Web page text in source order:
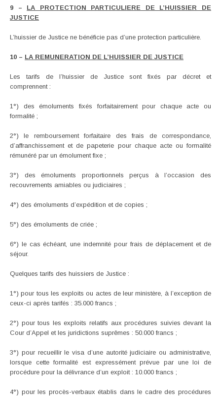
9 – LA PROTECTION PARTICULIERE DE L’HUISSIER DE
JUSTICE
L’huissier de Justice ne bénéficie pas d’une protection particulière.
10 – LA REMUNERATION DE L’HUISSIER DE JUSTICE
Les tarifs de l’huissier de Justice sont fixés par décret et
comprennent :
1°) des émoluments fixés forfaitairement pour chaque acte ou
formalité ;
2°) le remboursement forfaitaire des frais de correspondance,
d’affranchissement et de papeterie pour chaque acte ou formalité
rémunéré par un émolument fixe ;
3°) des émoluments proportionnels perçus à l’occasion des
recouvrements amiables ou judiciaires ;
4°) des émoluments d’expédition et de copies ;
5°) des émoluments de criée ;
6°) le cas échéant, une indemnité pour frais de déplacement et de
séjour.
Quelques tarifs des huissiers de Justice :
1°) pour tous les exploits ou actes de leur ministère, à l’exception de
ceux-ci après tarifés : 35.000 francs ;
2°) pour tous les exploits relatifs aux procédures suivies devant la
Cour d’Appel et les juridictions suprêmes : 50.000 francs ;
3°) pour recueillir le visa d’une autorité judiciaire ou administrative,
lorsque cette formalité est expressément prévue par une loi de
procédure pour la délivrance d’un exploit : 10.000 francs ;
4°) pour les procès-verbaux établis dans le cadre des procédures